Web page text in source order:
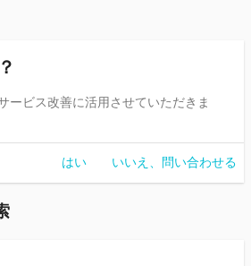
ービス改善に活用させていただきま
はい いいえ、問い合わせる